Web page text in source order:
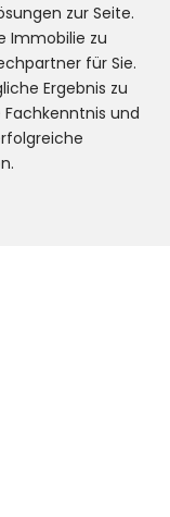
zur Seite.
Immobilie zu
für Sie.
Ergebnis zu
Fachkenntnis und